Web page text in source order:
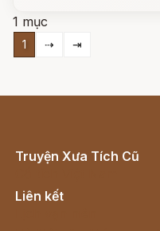
1 mục
1 ⇢ ⇥
Truyện Xưa Tích Cũ
Liên kết